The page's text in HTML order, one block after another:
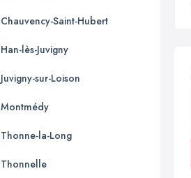
Chauvency-Saint-Hubert
Han-lès-Juvigny
Juvigny-sur-Loison
Montmédy
Thonne-la-Long
Thonnelle